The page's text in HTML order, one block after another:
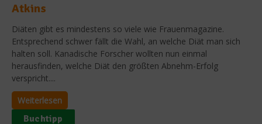
Atkins
Diäten gibt es mindestens so viele wie Frauenmagazine.
Entsprechend schwer fällt die Wahl, an welche Diät man sich
halten soll. Kanadische Forscher wollten nun einmal
herausfinden, welche Diät den größten Abnehm-Erfolg
verspricht....
Weiterlesen
Buchtipp